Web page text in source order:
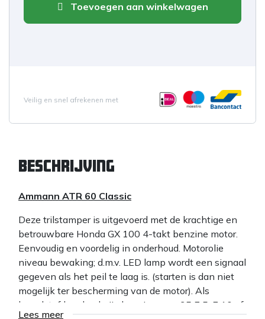
Toevoegen aan winkelwagen
Veilig en snel afrekenen met
Beschrijving
Ammann ATR 60 Classic
Deze trilstamper is uitgevoerd met de krachtige en
betrouwbare Honda GX 100 4-takt benzine motor.
Eenvoudig en voordelig in onderhoud. Motorolie
niveau bewaking; d.m.v. LED lamp wordt een signaal
gegeven als het peil te laag is. (starten is dan niet
mogelijk ter bescherming van de motor). Als
brandstof kan loodvrije benzine euro 95 E 5, E 10 of
Lees meer